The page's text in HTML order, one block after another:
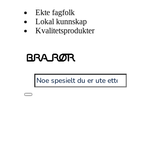
Ekte fagfolk
Lokal kunnskap
Kvalitetsprodukter